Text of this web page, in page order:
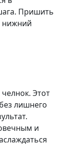
Пришить
нижний
Этот
лишнего
и